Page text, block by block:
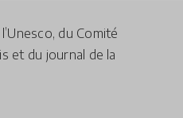
du Comité
et du journal de la